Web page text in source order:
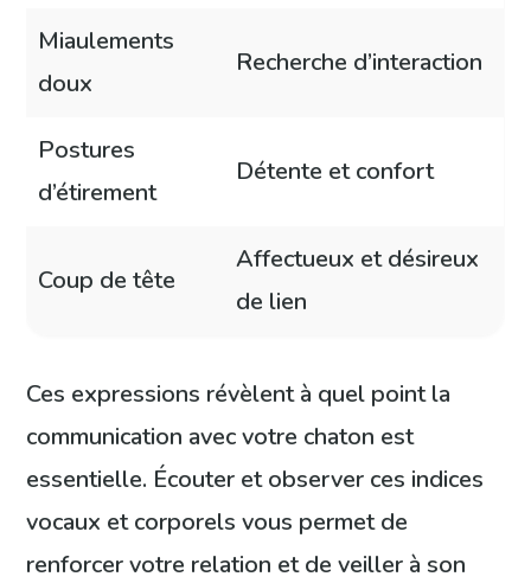
Miaulements
doux
Recherche d’interaction
Postures
d’étirement
Détente et confort
Coup de tête
Affectueux et désireux
de lien
Ces expressions révèlent à quel point la
communication avec votre chaton est
essentielle. Écouter et observer ces indices
vocaux et corporels vous permet de
renforcer votre relation et de veiller à son